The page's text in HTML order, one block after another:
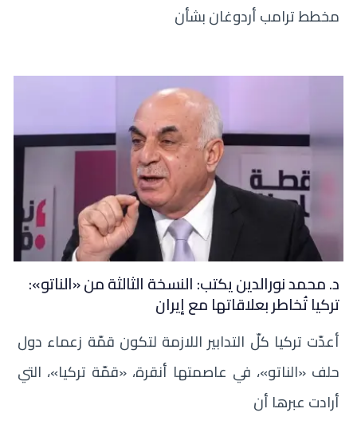
مخطط ترامب أردوغان بشأن
د. محمد نورالدين يكتب: النسخة الثالثة من «الناتو»:
تركيا تُخاطر بعلاقاتها مع إيران
أعدّت تركيا كلّ التدابير اللازمة لتكون قمّة زعماء دول
حلف «الناتو»، في عاصمتها أنقرة، «قمّة تركيا»، التي
أرادت عبرها أن